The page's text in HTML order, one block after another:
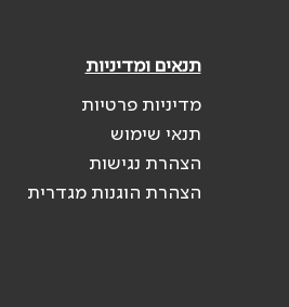
תנאים ומדיניות
מדיניות פרטיות
תנאי שימוש
הצהרת נגישות
הצהרת הוגנות מגדרית